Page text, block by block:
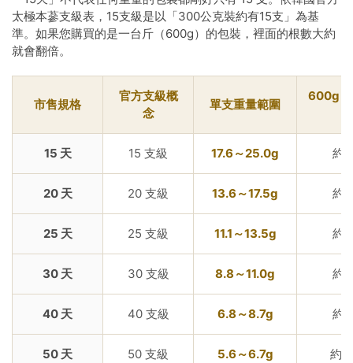
太極本蔘支級表，15支級是以「300公克裝約有15支」為基
準。如果您購買的是一台斤（600g）的包裝，裡面的根數大約
就會翻倍。
市售規格
官方支級概
念
單支重量範圍
600g (
15 天 15 支級 17.6～25.0g 約
20 天 20 支級 13.6～17.5g 約
25 天 25 支級 11.1～13.5g 約
30 天 30 支級 8.8～11.0g 約
40 天 40 支級 6.8～8.7g 約
50 天 50 支級 5.6～6.7g 約